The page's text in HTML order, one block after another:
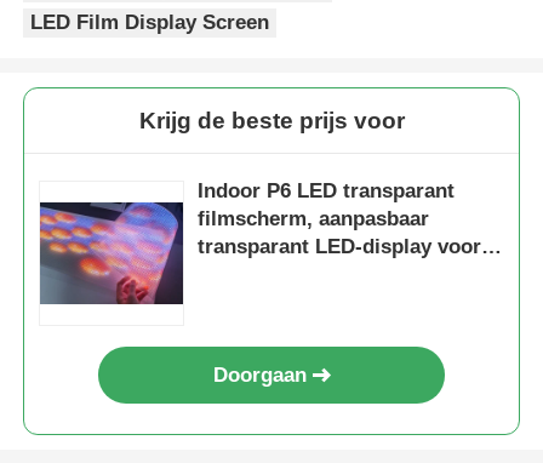
LED Film Display Screen
Krijg de beste prijs voor
Indoor P6 LED transparant
filmscherm, aanpasbaar
transparant LED-display voor
Doorgaan